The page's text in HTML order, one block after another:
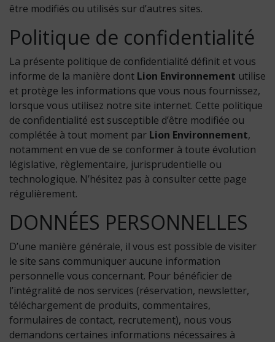
être modifiés ou utilisés sur d’autres sites.
Politique de confidentialité
La présente politique de confidentialité définit et vous
informe de la manière dont Lion Environnement utilise
et protège les informations que vous nous fournissez,
lorsque vous utilisez notre site internet. Cette politique
de confidentialité est susceptible d’être modifiée ou
complétée à tout moment par Lion Environnement,
notamment en vue de se conformer à toute évolution
législative, règlementaire, jurisprudentielle ou
technologique. N’hésitez pas à consulter cette page
régulièrement.
DONNÉES PERSONNELLES
D’une manière générale, il vous est possible de visiter
le site sans communiquer aucune information
personnelle vous concernant. Pour bénéficier de
l’intégralité de nos services (réservation, newsletter,
téléchargement de produits, commentaires,
formulaires de contact, recrutement), nous vous
demandons certaines informations nécessaires à